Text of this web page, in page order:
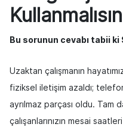
Bu sorunun cevabı tabii ki
Uzaktan çalışmanın
fiziksel iletişim azaldı;
ayrılmaz parçası oldu. Tam
çalışanlarınızın mesai